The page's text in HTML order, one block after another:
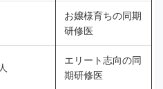
お嬢様育ちの同期
研修医
エリート志向の同
期研修医